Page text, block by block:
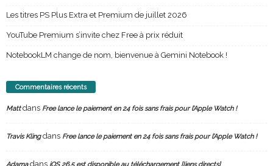
Les titres PS Plus Extra et Premium de juillet 2026
YouTube Premium s’invite chez Free à prix réduit
NotebookLM change de nom, bienvenue à Gemini Notebook !
Commentaires récents
Mattdans Free lance le paiement en 24 fois sans frais pour l’Apple Watch !
Travis Klingdans Free lance le paiement en 24 fois sans frais pour l’Apple Watch !
dans